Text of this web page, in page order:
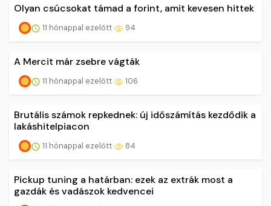
Olyan csúcsokat támad a forint, amit kevesen hittek
11 hónappal ezelőtt 94
A Mercit már zsebre vágták
11 hónappal ezelőtt 106
Brutális számok repkednek: új időszámítás kezdődik a
lakáshitelpiacon
11 hónappal ezelőtt 84
Pickup tuning a határban: ezek az extrák most a
gazdák és vadászok kedvencei